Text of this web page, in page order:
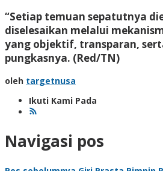
“Setiap temuan sepatutnya
diselesaikan melalui
yang objektif, transparan,
pungkasnya. (Red/TN)
oleh targetnusa
Ikuti Kami Pada
Navigasi pos